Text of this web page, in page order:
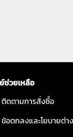
ช่วยเหลือ
ติดตามการสั่งซื้อ
ข้อตกลงและโยบายต่า